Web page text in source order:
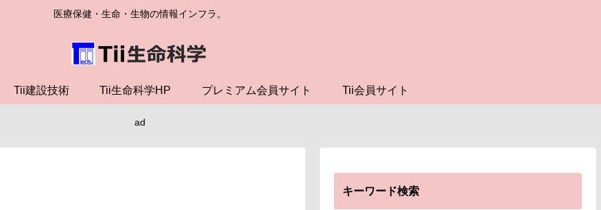
医療保健・生命・生物の情報インフラ。
Tii建設技術 Tii生命科学HP プレミアム会員サイト Tii会員サイト
ad
キーワード検索